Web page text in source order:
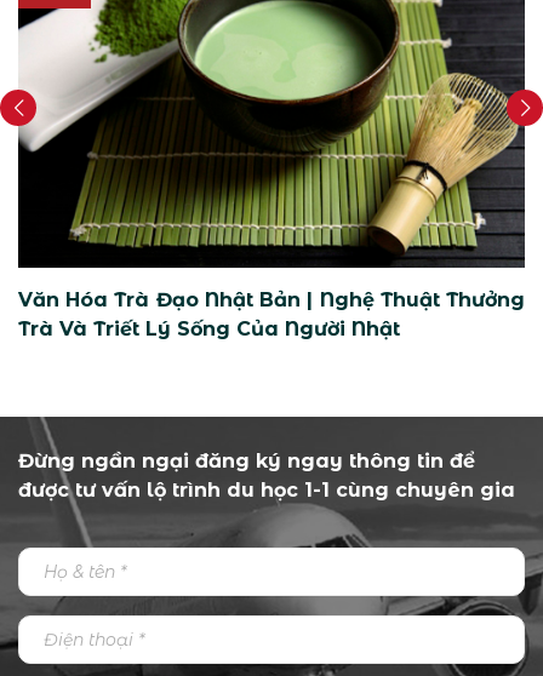
Văn Hóa Trà Đạo Nhật Bản | Nghệ Thuật Thưởng
Trà Và Triết Lý Sống Của Người Nhật
Đừng ngần ngại đăng ký ngay thông tin để
được tư vấn lộ trình du học 1-1 cùng chuyên gia